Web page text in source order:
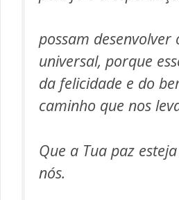
possam desenvolver
universal, porque
da felicidade e do
caminho que nos
Que a Tua paz
nós.